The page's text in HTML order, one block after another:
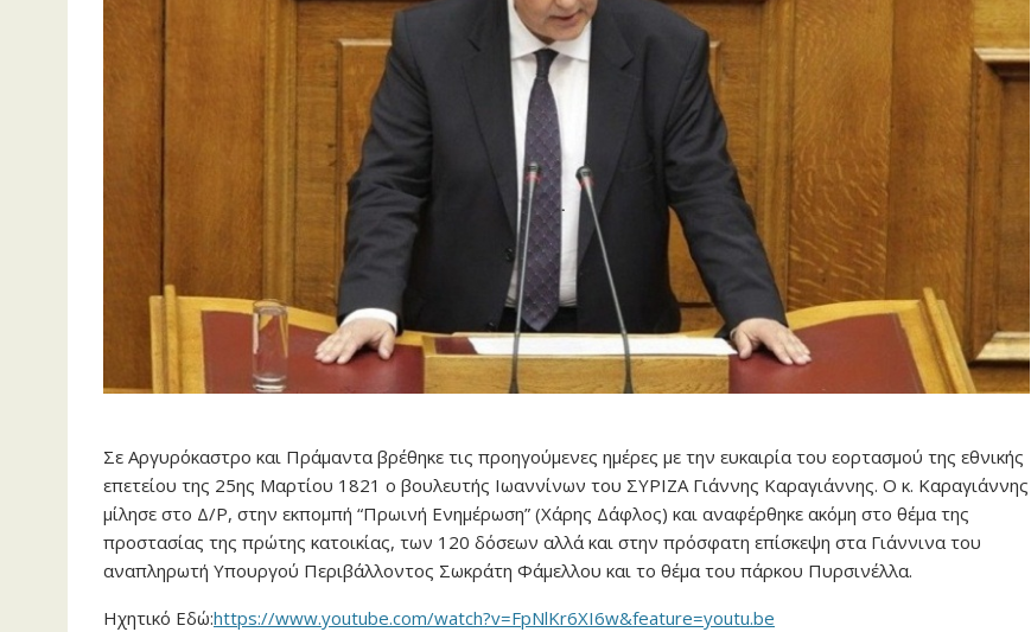
Σε Αργυρόκαστρο και Πράμαντα βρέθηκε τις προηγούμενες ημέρες με την ευκαιρία του εορτασμού της εθνικής
επετείου της 25ης Μαρτίου 1821 ο βουλευτής Ιωαννίνων του ΣΥΡΙΖΑ Γιάννης Καραγιάννης. Ο κ. Καραγιάννης
μίλησε στο Δ/Ρ, στην εκπομπή “Πρωινή Ενημέρωση” (Χάρης Δάφλος) και αναφέρθηκε ακόμη στο θέμα της
προστασίας της πρώτης κατοικίας, των 120 δόσεων αλλά και στην πρόσφατη επίσκεψη στα Γιάννινα του
αναπληρωτή Υπουργού Περιβάλλοντος Σωκράτη Φάμελλου και το θέμα του πάρκου Πυρσινέλλα.
Ηχητικό Εδώ:https://www.youtube.com/watch?v=FpNlKr6XI6w&feature=youtu.be